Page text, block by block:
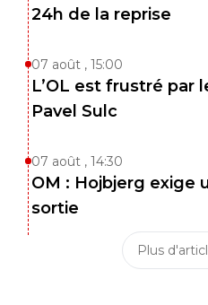
24h de la reprise
07 août , 15:00
L’OL est frustré par
Pavel Sulc
07 août , 14:30
OM : Hojbjerg exige
sortie
Plus